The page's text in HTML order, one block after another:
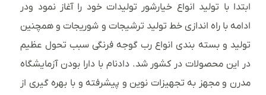
ابتدا با تولید انواع خیارشور تولیدات خود را آغاز نمود ودر
ادامه با راه اندازی خط تولید ترشیجات و شوریجات و همچنین
تولید و بسته بندی انواع رب گوجه فرنگی سبب تحول عظیم
در این محصولات در کشور شد. دادنام با دارا بودن آزمایشگاه
مدرن و مجهز به تجهیزات نوین و پیشرفته و با بهره گیری از